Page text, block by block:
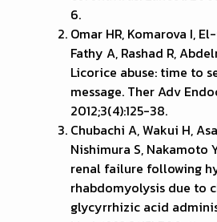
6.
Omar HR, Komarova I,
Fathy A, Rashad R,
Licorice abuse: time to
message. Ther Adv
2012;3(4):125-38.
Chubachi A, Wakui H,
Nishimura S, Nakamoto
renal failure following
rhabdomyolysis due to
glycyrrhizic acid